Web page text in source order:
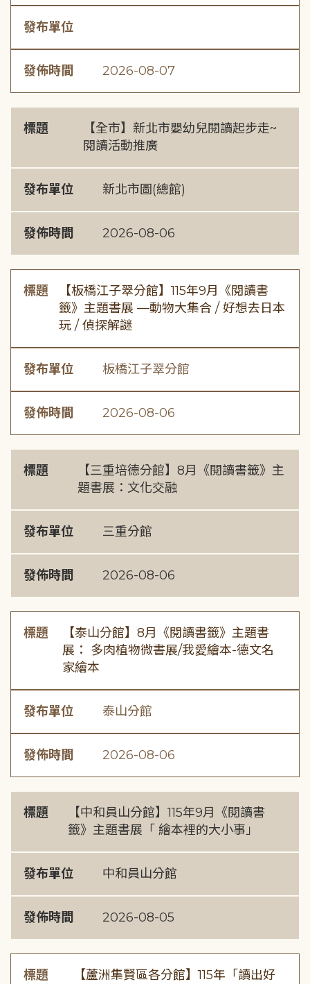
發布單位
發佈時間 2026-08-07
標題
【全市】新北市嬰幼兒閱讀起步走~
閱讀活動推廣
發布單位 新北市圖(總館)
發佈時間 2026-08-06
標題
【板橋江子翠分館】115年9月《閱讀書
籤》主題書展 —動物大集合 / 好想去日本
玩 / 偵探解謎
發布單位 板橋江子翠分館
發佈時間 2026-08-06
標題
【三重培德分館】8月《閱讀書籤》主
題書展：文化交融
發布單位 三重分館
發佈時間 2026-08-06
標題
【泰山分館】8月《閱讀書籤》主題書
展： 多肉植物微書展/我愛繪本-德文名
家繪本
發布單位 泰山分館
發佈時間 2026-08-06
標題
【中和員山分館】115年9月《閱讀書
籤》主題書展「 繪本裡的大小事」
發布單位 中和員山分館
發佈時間 2026-08-05
標題
【蘆洲集賢區各分館】115年「讀出好